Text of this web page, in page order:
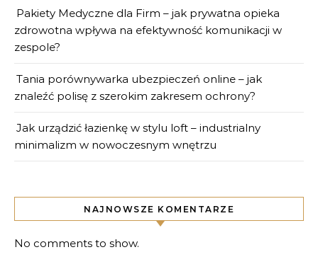
Pakiety Medyczne dla Firm – jak prywatna opieka
zdrowotna wpływa na efektywność komunikacji w
zespole?
Tania porównywarka ubezpieczeń online – jak
znaleźć polisę z szerokim zakresem ochrony?
Jak urządzić łazienkę w stylu loft – industrialny
minimalizm w nowoczesnym wnętrzu
NAJNOWSZE KOMENTARZE
No comments to show.